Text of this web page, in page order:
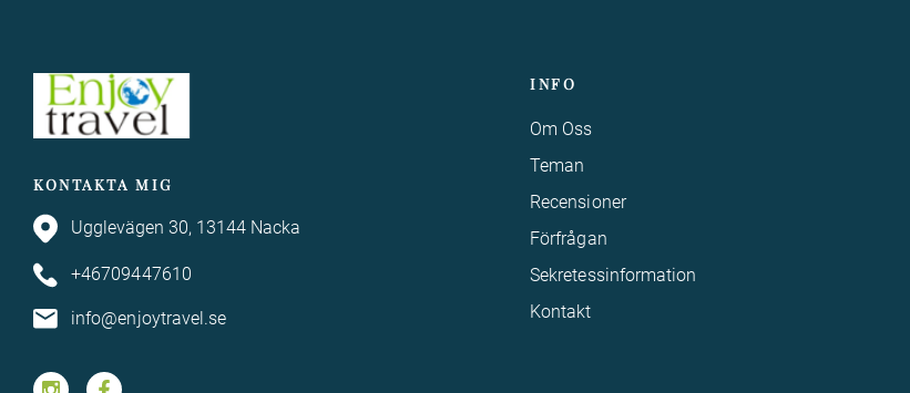
KONTAKTA MIG
Ugglevägen 30, 13144 Nacka
+46709447610
info@enjoytravel.se
INFO
Om Oss
Teman
Recensioner
Förfrågan
Sekretessinformation
Kontakt